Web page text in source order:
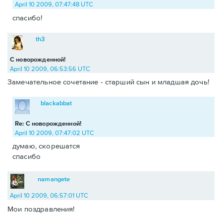
April 10 2009, 07:47:48 UTC
спасибо!
С новорожденной!
th3
April 10 2009, 06:53:56 UTC
Замечательное сочетание - старший сын и младшая дочь!
Re: С новорожденной!
blackabbat
April 10 2009, 07:47:02 UTC
думаю, скорешатся
спасибо
namangete
April 10 2009, 06:57:01 UTC
Мои поздравления!